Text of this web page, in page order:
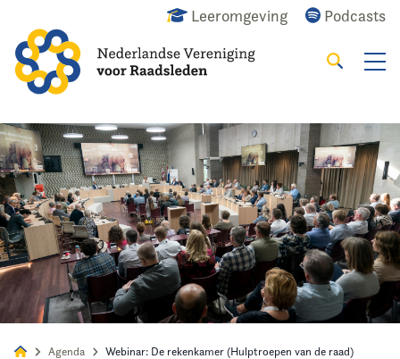
Leeromgeving Podcasts
Alles Nieuws Agenda Raadslid
Zoeken
Agenda Webinar: De rekenkamer (Hulptroepen van de raad)